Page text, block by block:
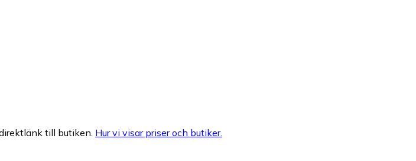
till butiken. Hur vi visar priser och butiker.